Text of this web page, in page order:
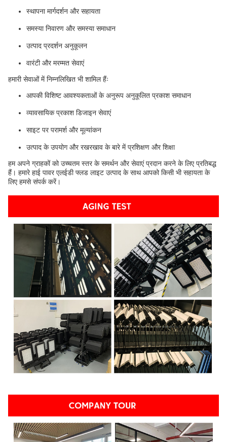
स्थापना मार्गदर्शन और सहायता
समस्या निवारण और समस्या समाधान
उत्पाद प्रदर्शन अनुकूलन
वारंटी और मरम्मत सेवाएं
हमारी सेवाओं में निम्नलिखित भी शामिल हैंः
आपकी विशिष्ट आवश्यकताओं के अनुरूप अनुकूलित प्रकाश समाधान
व्यावसायिक प्रकाश डिजाइन सेवाएं
साइट पर परामर्श और मूल्यांकन
उत्पाद के उपयोग और रखरखाव के बारे में प्रशिक्षण और शिक्षा
हम अपने ग्राहकों को उच्चतम स्तर के समर्थन और सेवाएं प्रदान करने के लिए प्रतिबद्ध
हैं। हमारे हाई पावर एलईडी फ्लड लाइट उत्पाद के साथ आपको किसी भी सहायता के
लिए हमसे संपर्क करें।